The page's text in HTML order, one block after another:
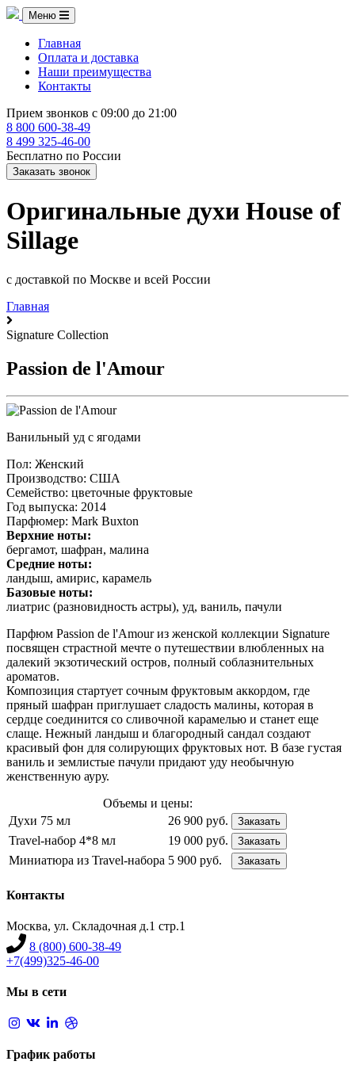
Меню
Главная
Оплата и доставка
Наши преимущества
Контакты
Прием звонков с 09:00 до 21:00
8 800 600-38-49
8 499 325-46-00
Бесплатно по России
Заказать звонок
Оригинальные духи House of
Sillage
с доставкой по Москве и всей России
Главная
Signature Collection
Passion de l'Amour
Ванильный уд с ягодами
Пол: Женский
Производство: США
Семейство: цветочные фруктовые
Год выпуска: 2014
Парфюмер: Mark Buxton
Верхние ноты:
бергамот, шафран, малина
Средние ноты:
ландыш, амирис, карамель
Базовые ноты:
лиатрис (разновидность астры), уд, ваниль, пачули
Парфюм Passion de l'Amour из женской коллекции Signature
посвящен страстной мечте о путешествии влюбленных на
далекий экзотический остров, полный соблазнительных
ароматов.
Композиция стартует сочным фруктовым аккордом, где
пряный шафран приглушает сладость малины, которая в
сердце соединится со сливочной карамелью и станет еще
слаще. Нежный ландыш и благородный сандал создают
красивый фон для солирующих фруктовых нот. В базе густая
ваниль и землистые пачули придают уду необычную
женственную ауру.
Объемы и цены:
Духи 75 мл
26 900 руб. Заказать
Travel-набор 4*8 мл 19 000 руб. Заказать
Миниатюра из Travel-набора 5 900 руб. Заказать
Контакты
Москва, ул. Складочная д.1 стр.1
8 (800) 600-38-49
+7(499)325-46-00
Мы в сети
График работы